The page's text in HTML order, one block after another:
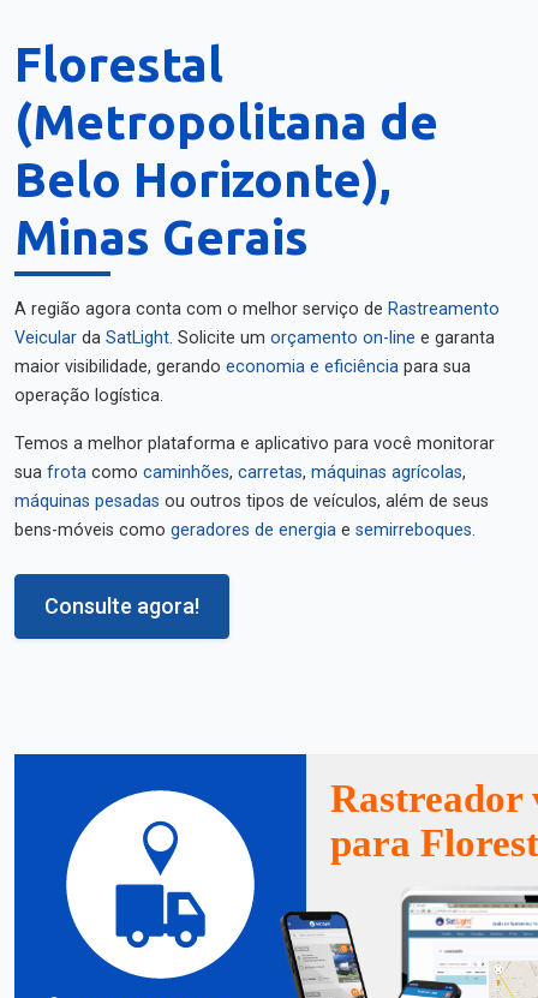
Florestal
(Metropolitana de
Belo Horizonte),
Minas Gerais
A região agora conta com o melhor serviço de Rastreamento
Veicular da SatLight. Solicite um orçamento on-line e garanta
maior visibilidade, gerando economia e eficiência para sua
operação logística.
Temos a melhor plataforma e aplicativo para você monitorar
sua frota como caminhões, carretas, máquinas agrícolas,
máquinas pesadas ou outros tipos de veículos, além de seus
bens-móveis como geradores de energia e semirreboques.
Consulte agora!
Rastreador
para